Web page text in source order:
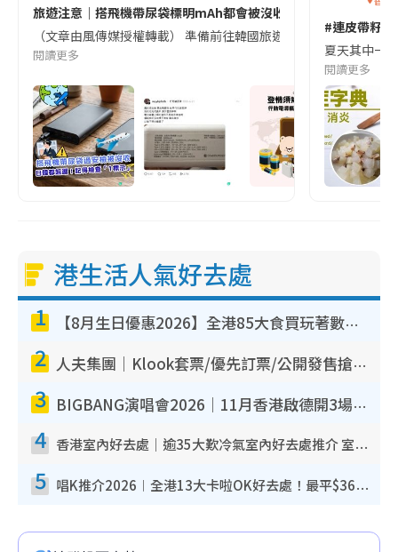
旅遊注意｜搭飛機帶尿袋標明mAh都會被沒收😱出發前切記檢查
（文章由風傳媒授權轉載） 準備前往韓國旅遊的民眾，近期要
閱讀更多
#連皮帶籽
夏天其中一
閱讀更多
港生活人氣好去處
1 【8月生日優惠2026】全港85大食買玩著數攻略 自助餐/火鍋放題同行免費＋誠品/DONKI送現金券
2 人夫集團｜Klook套票/優先訂票/公開發售搶飛攻略！附票價.購票連結.場地座位表
3 BIGBANG演唱會2026｜11月香港啟德開3場！實名制VIP申請、優先購票攻略
4 香港室內好去處｜逾35大歎冷氣室內好去處推介 室內活動免費避雨無懼落雨
5 唱K推介2026︱全港13大卡啦OK好去處！最平$36起 日文K都有！(附地址+收費詳情)